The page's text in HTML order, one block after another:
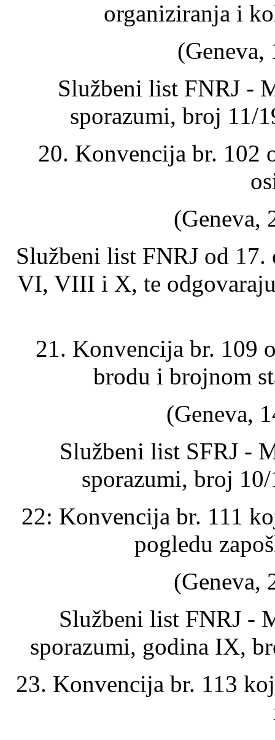
organiziranja i
(Geneva,
Službeni list FNRJ -
sporazumi, broj 11/
20. Konvencija br.
(Geneva,
Službeni list FNRJ od
VI, VIII i X, te
21. Konvencija br. 109
brodu i brojnom
(Geneva,
Službeni list SFRJ -
sporazumi, broj
22: Konvencija br. 111
pogledu
(Geneva,
Službeni list FNRJ -
sporazumi, godina IX,
23. Konvencija br. 113